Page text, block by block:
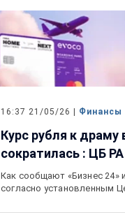
16:37 21/05/26 | Финансы
Курс рубля к драму
сократилась : ЦБ
Как сообщают «Бизнес 24»
согласно установленным
новую карту
специальной